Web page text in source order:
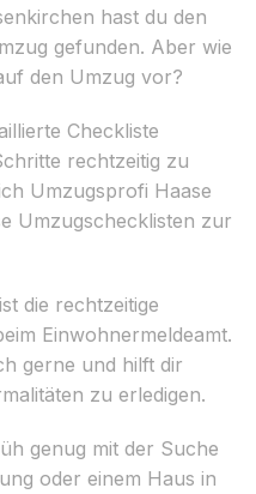
hast du den
gefunden. Aber wie
den Umzug vor?
Checkliste
rechtzeitig zu
Umzugsprofi Haase
Umzugschecklisten zur
die rechtzeitige
Einwohnermeldeamt.
gerne und hilft dir
zu erledigen.
genug mit der Suche
oder einem Haus in